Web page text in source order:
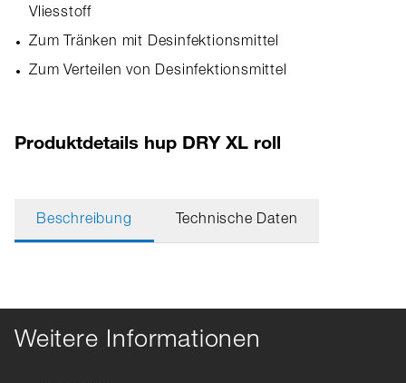
Vliesstoff
Zum Tränken mit Desinfektionsmittel
Zum Verteilen von Desinfektionsmittel
Produktdetails hup DRY XL roll
Beschreibung Technische Daten
Weitere Informationen